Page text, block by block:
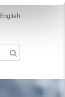
English